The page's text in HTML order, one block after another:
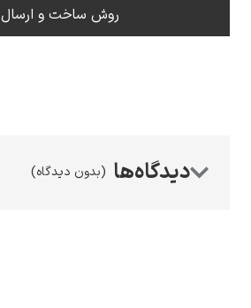
رامبرانت
روش ساخت و ارسال
(بدون دیدگاه)